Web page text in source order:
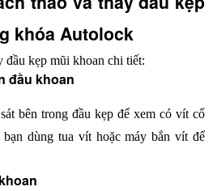
khóa Autolock
đầu kẹp mũi khoan chi tiết:
đầu khoan
bên trong đầu kẹp để xem có vít cố
dùng tua vít hoặc máy bắn vít để